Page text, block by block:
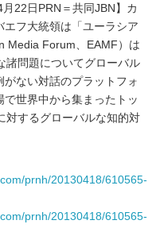
22日PRN＝共同JBN】カ
フ大統領は「ユーラシア
Media Forum、EAMF）は
諸問題についてグローバル
ない対話のプラットフォ
世界中から集まったトッ
対するグローバルな知的対
prnh/20130418/610565-
prnh/20130418/610565-